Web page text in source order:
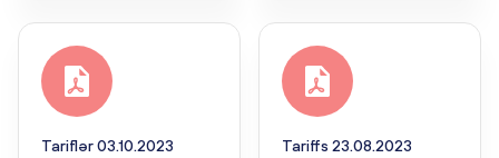
Tariflər 03.10.2023 Tariffs 23.08.2023